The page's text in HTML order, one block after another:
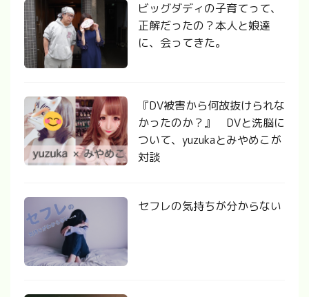
ビッグダディの子育てって、
正解だったの？本人と娘達
に、会ってきた。
『DV被害から何故抜けられな
かったのか？』 DVと洗脳に
ついて、yuzukaとみやめこが
対談
セフレの気持ちが分からない